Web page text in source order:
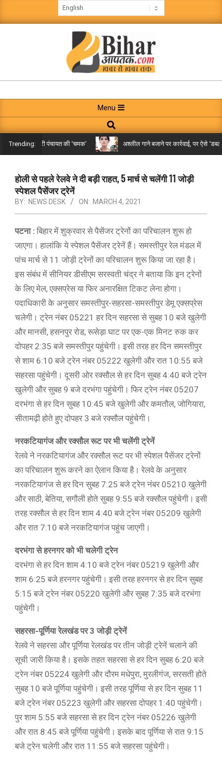
to
BIHAR
AAPTAK
Navigation
Menu
Menu
Search
Trending:
पहुंची गरारी पंचायत की ‘चमक’ अश्लील गाने बजाने पर कार्रवाई, पर ऐसे ‘डबल
होली से पहले रेलवे ने दी बड़ी राहत, 5 मार्च से चलेंगी 11 जोड़ी
स्पेशल पैसेंजर ट्रेनें
BY: NEWS DESK ON: MARCH 4, 2021
पटना : बिहार में शुक्रवार से पैसेंजर ट्रेनों का परिचालन शुरू हो
जाएगा। हालांकि ये स्पेशल पैसेंजर ट्रेनें हैं। समस्तीपुर रेल मंडल में
पांच मार्च से 11 जोड़ी ट्रेनों का परिचालन शुरू किया जा रहा है।
इस संबंध में सीनियर डीसीएम सरस्वती चंद्र ने बताया कि इन ट्रेनों
के लिए मेल, एक्सप्रेस या फिर अनारक्षित टिकट लेना होगा।
पदाधिकारी के अनुसार समस्तीपुर-सहरसा-समस्तीपुर डेमू एक्सप्रेस
चलेगी। ट्रेन नंबर 05221 हर दिन सहरसा से सुबह 10 बजे खुलेगी
और मानसी, हसनपुर रोड, रूसेड़ा घाट पर एक-एक मिनट रुक कर
दोपहर 2:35 बजे समस्तीपुर पहुंचेगी। इसी तरह हर दिन समस्तीपुर
से शाम 6:10 बजे ट्रेन नंबर 05222 खुलेगी और रात 10:55 बजे
सहरसा पहुंचेगी। दूसरी ओर रक्सौल से हर दिन सुबह 4:40 बजे ट्रेन
खुलेगी और सुबह 9 बजे दरभंगा पहुंचेगी। फिर ट्रेन नंबर 05207
दरभंगा से हर दिन सुबह 10:45 बजे खुलेगी और कमतौल, जोगियारा,
सीतामढ़ी होते हुए दोपहर 3 बजे रक्सौल पहुंचेगी।
नरकटियागंज और रक्सौल रूट पर भी चलेंगी ट्रेनें
रेलवे ने नरकटियागंज और रक्सौल रूट पर भी स्पेशल पैसेंजर ट्रेनों
का परिचालन शुरू करने का ऐलान किया है। रेलवे के अनुसार
नरकटियागंज से हर दिन सुबह 7:25 बजे ट्रेन नंबर 05210 खुलेगी
और साठी, बेतिया, सगौली होते सुबह 9:55 बजे रक्सौल पहुंचेगी। इसी
तरह रक्सौल से हर दिन शाम 4:40 बजे ट्रेन नंबर 05209 खुलेगी
और रात 7:10 बजे नरकटियागंज पहुंच जाएगी।
दरभंगा से हरनगर को भी चलेगी ट्रेन
दरभंगा से हर दिन शाम 4:10 बजे ट्रेन नंबर 05219 खुलेगी और
शाम 6:25 बजे हरनगर पहुंचेगी। इसी तरह हरनगर से हर दिन सुबह
5:15 बजे ट्रेन नंबर 05220 खुलेगी और सुबह 7:35 बजे दरभंगा
पहुंचेगी।
सहरसा-पूर्णिया रेलखंड पर 3 जोड़ी ट्रेनें
रेलवे ने सहरसा और पूर्णिया रेलखंड पर तीन जोड़ी ट्रेनें चलाने की
सूची जारी किया है। इसके तहत सहरसा से हर दिन सुबह 6:20 बजे
ट्रेन नंबर 05224 खुलेगी और दौरम मधेपुरा, मुरलीगंज, सरसती होते
सुबह 10 बजे पूर्णिया पहुंचेगी। इसी तरह पूर्णिया से हर दिन सुबह 11
बजे ट्रेन नंबर 05223 खुलेगी और सहरसा दोपहर 1:40 पहुंचेगी।
पुर शाम 5:55 बजे सहरसा से हर दिन ट्रेन नंबर 05226 खुलेगी
और रात 8:45 बजे पूर्णिया पहुंचेगी। इसके बाद पूर्णिया से रात 9:15
बजे ट्रेन चलेगी और रात 11:55 बजे सहरसा पहुंचेगी।